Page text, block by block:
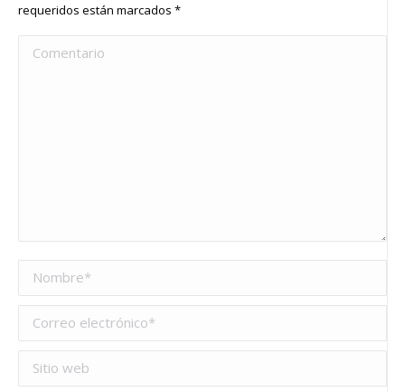
requeridos están marcados *
Comentario
Nombre *
Correo electrónico *
Sitio web